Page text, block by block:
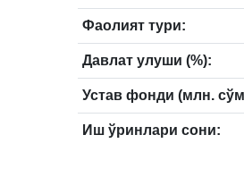
Фаолият тури:
Давлат улуши (%):
Устав фонди (млн.
Иш ўринлари сони: